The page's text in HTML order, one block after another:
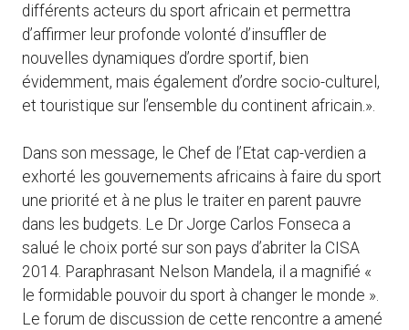
différents acteurs du sport africain et permettra
d’affirmer leur profonde volonté d’insuffler de
nouvelles dynamiques d’ordre sportif, bien
évidemment, mais également d’ordre socio-culturel,
et touristique sur l’ensemble du continent africain.».
Dans son message, le Chef de l’Etat cap-verdien a
exhorté les gouvernements africains à faire du sport
une priorité et à ne plus le traiter en parent pauvre
dans les budgets. Le Dr Jorge Carlos Fonseca a
salué le choix porté sur son pays d’abriter la CISA
2014. Paraphrasant Nelson Mandela, il a magnifié «
le formidable pouvoir du sport à changer le monde ».
Le forum de discussion de cette rencontre a amené